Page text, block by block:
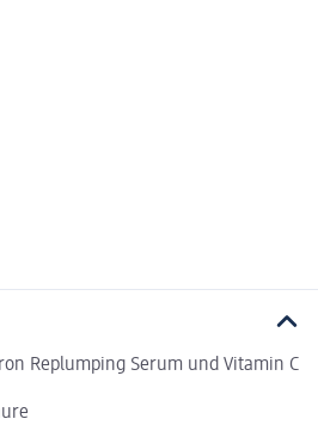
Replumping Serum und Vitamin C